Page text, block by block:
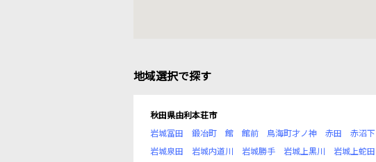
地域選択で探す
秋田県由利本荘市
岩城冨田
鍛冶町 館 館前 鳥海町才ノ神 赤田 赤沼下
岩城泉田
岩城内道川 岩城勝手 岩城上黒川 岩城上蛇田